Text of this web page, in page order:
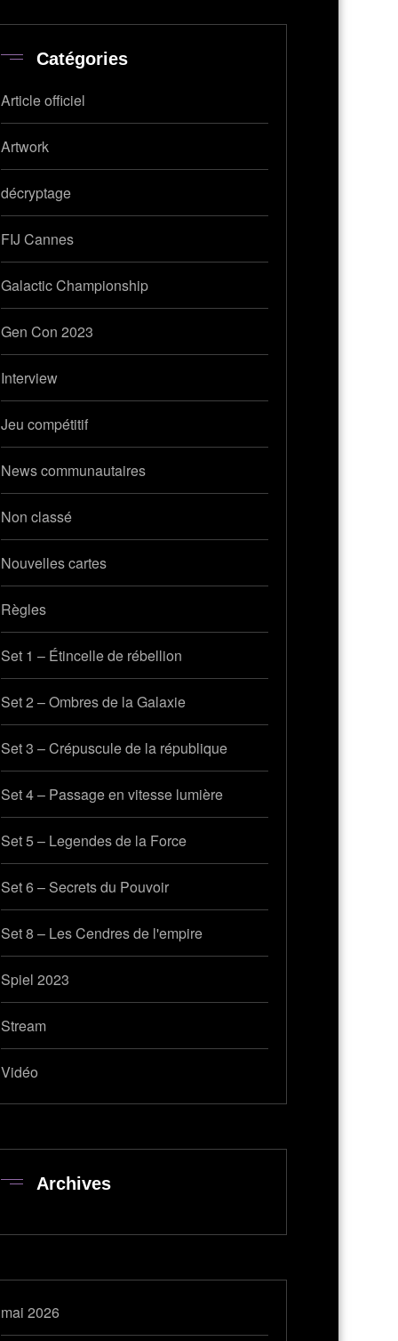
Catégories
Article officiel
Artwork
décryptage
FIJ Cannes
Galactic Championship
Gen Con 2023
Interview
Jeu compétitif
News communautaires
Non classé
Nouvelles cartes
Règles
Set 1 – Étincelle de rébellion
Set 2 – Ombres de la Galaxie
Set 3 – Crépuscule de la république
Set 4 – Passage en vitesse lumière
Set 5 – Legendes de la Force
Set 6 – Secrets du Pouvoir
Set 8 – Les Cendres de l'empire
Spiel 2023
Stream
Vidéo
Archives
mai 2026